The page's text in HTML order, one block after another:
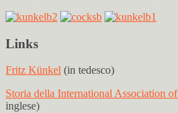
Links
Fritz Künkel (in tedesco)
Storia della International Association
inglese)